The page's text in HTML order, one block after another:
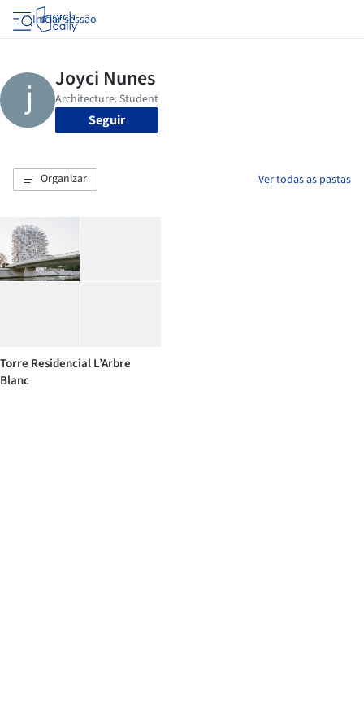
Iniciar sessão
Seguir
Organizar Ver todas as pastas
Torre Residencial L’Arbre
Blanc